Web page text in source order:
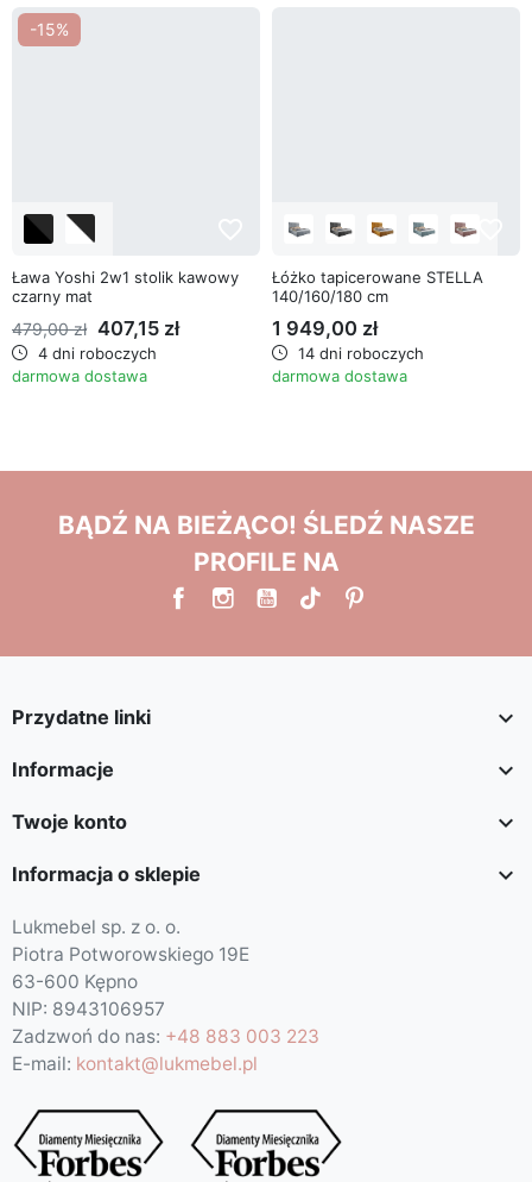
-15%
Ława Yoshi 2w1 stolik kawowy
czarny mat
479,00 zł 407,15 zł
4 dni roboczych
darmowa dostawa
favorite_border
Łóżko tapicerowane STELLA
140/160/180 cm
1 949,00 zł
14 dni roboczych
darmowa dostawa
BĄDŹ NA BIEŻĄCO! ŚLEDŹ NASZE
PROFILE NA
Przydatne linki 
Informacje 
Twoje konto 
Informacja o sklepie 
Lukmebel sp. z o. o.
Piotra Potworowskiego 19E
63-600 Kępno
NIP: 8943106957
Zadzwoń do nas: +48 883 003 223
E-mail: kontakt@lukmebel.pl